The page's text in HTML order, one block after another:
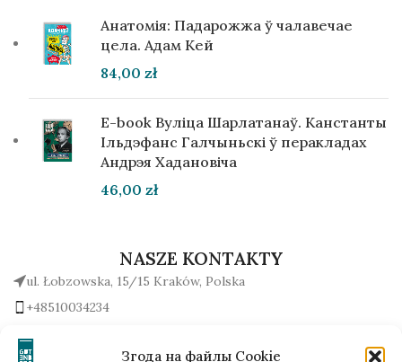
Згода на файлы Cookie
Анатомія: Падарожжа ў чалавечае
цела. Адам Кей
84,00 zł
E-book Вуліца Шарлатанаў. Канстанты
Ільдэфанс Галчыньскі ў перакладах
Андрэя Хадановіча
46,00 zł
NASZE KONTAKTY
ul. Łobzowska, 15/15 Kraków, Polska
+48510034234
Napisz do nas!